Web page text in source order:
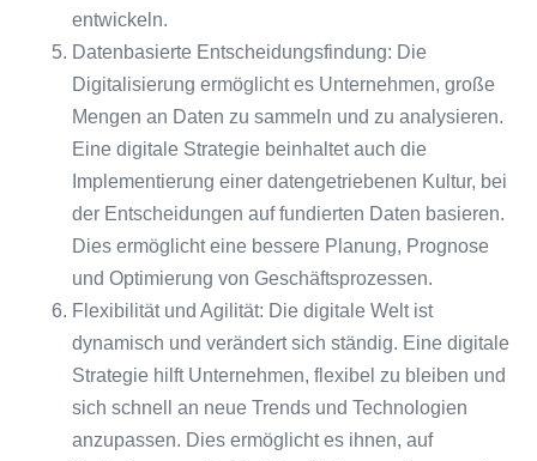
entwickeln.
Datenbasierte Entscheidungsfindung: Die
Digitalisierung ermöglicht es Unternehmen, große
Mengen an Daten zu sammeln und zu analysieren.
Eine digitale Strategie beinhaltet auch die
Implementierung einer datengetriebenen Kultur, bei
der Entscheidungen auf fundierten Daten basieren.
Dies ermöglicht eine bessere Planung, Prognose
und Optimierung von Geschäftsprozessen.
Flexibilität und Agilität: Die digitale Welt ist
dynamisch und verändert sich ständig. Eine digitale
Strategie hilft Unternehmen, flexibel zu bleiben und
sich schnell an neue Trends und Technologien
anzupassen. Dies ermöglicht es ihnen, auf